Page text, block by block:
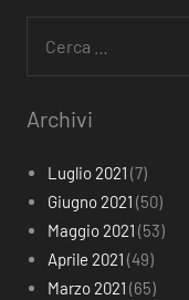
per:
Archivi
Luglio 2021 (7)
Giugno 2021 (50)
Maggio 2021 (53)
Aprile 2021 (49)
Marzo 2021 (65)